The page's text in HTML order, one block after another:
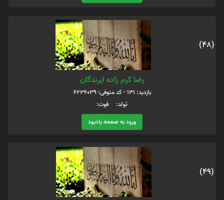
(48)
رضا کرم زاده ایرندگان
بازدید: 131 - کد متوفی: 6236039
تولد: فوت:
ورود به صفحه یادبود
(49)